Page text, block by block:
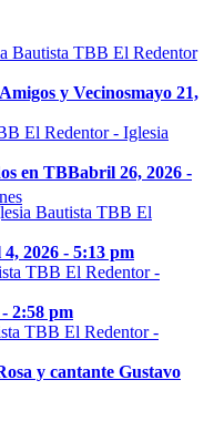
y Vecinosmayo 21,
en TBBabril 26, 2026 -
2026 - 5:13 pm
2:58 pm
y cantante Gustavo